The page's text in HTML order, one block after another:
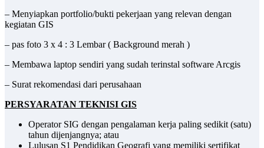
– Menyiapkan portfolio/bukti pekerjaan yang relevan dengan
kegiatan GIS
– pas foto 3 x 4 : 3 Lembar ( Background merah )
– Membawa laptop sendiri yang sudah terinstal software Arcgis
– Surat rekomendasi dari perusahaan
PERSYARATAN TEKNISI GIS
Operator SIG dengan pengalaman kerja paling sedikit (satu)
tahun dijenjangnya; atau
Lulusan S1 Pendidikan Geografi yang memiliki sertifikat